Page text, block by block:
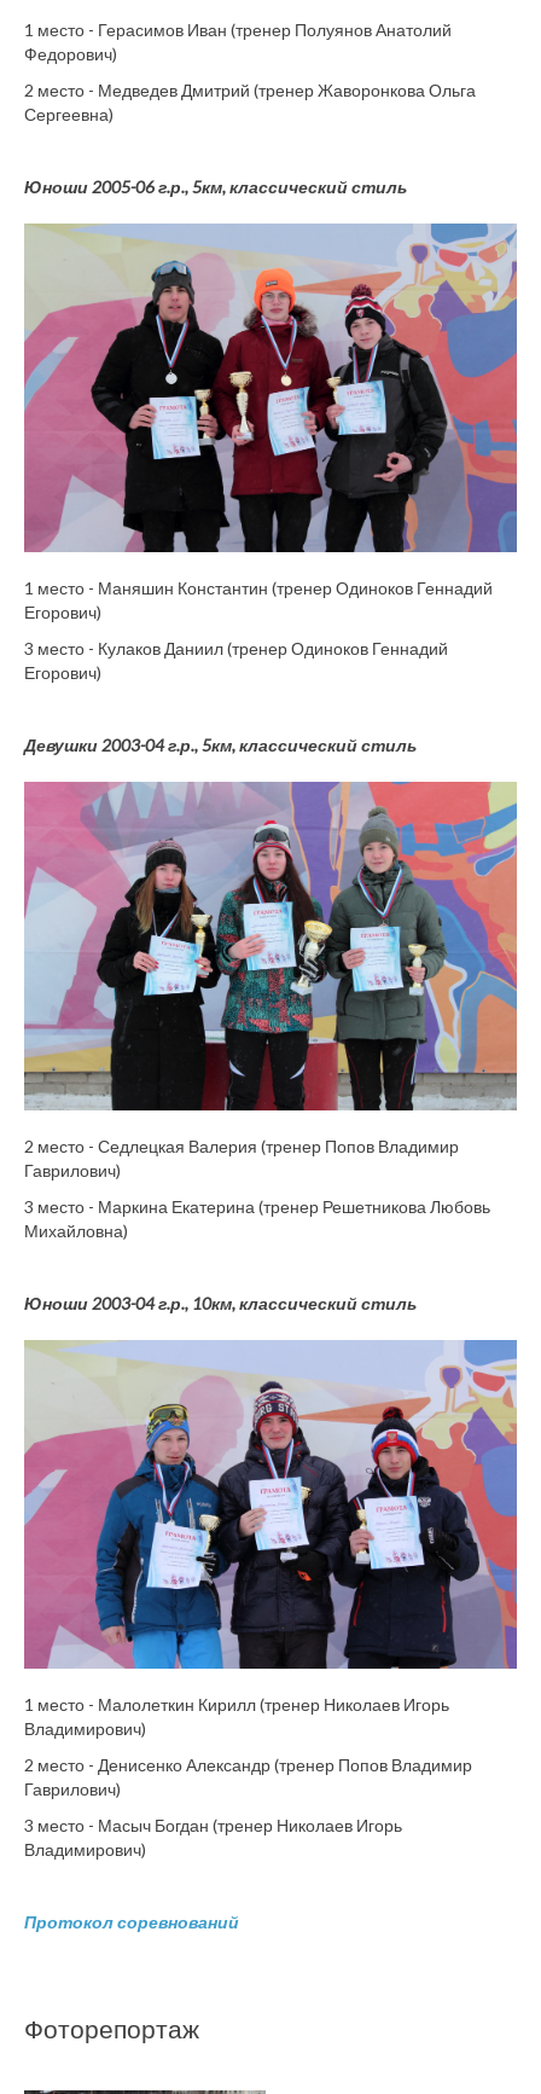
1 место - Герасимов Иван (тренер Полуянов Анатолий
Федорович)
2 место - Медведев Дмитрий (тренер Жаворонкова Ольга
Сергеевна)
Юноши 2005-06 г.р., 5км, классический стиль
1 место - Маняшин Константин (тренер Одиноков Геннадий
Егорович)
3 место - Кулаков Даниил (тренер Одиноков Геннадий
Егорович)
Девушки 2003-04 г.р., 5км, классический стиль
2 место - Седлецкая Валерия (тренер Попов Владимир
Гаврилович)
3 место - Маркина Екатерина (тренер Решетникова Любовь
Михайловна)
Юноши 2003-04 г.р., 10км, классический стиль
1 место - Малолеткин Кирилл (тренер Николаев Игорь
Владимирович)
2 место - Денисенко Александр (тренер Попов Владимир
Гаврилович)
3 место - Масыч Богдан (тренер Николаев Игорь
Владимирович)
Протокол соревнований
Фоторепортаж